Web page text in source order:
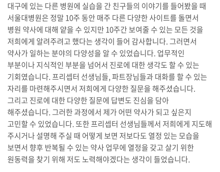
대구에 있는 다른 병원에 실습을 간 친구들의 이야기를 들어봤을 때
서울대병원은 정말 10주 동안 매주 다른 다양한 사이트를 돌면서
병원 약사에 대해 얕을 수 있지만 10주간 보여줄 수 있는 모든 것을
저희에게 알려주려고 했다는 생각이 들어 감사합니다. 그러면서
약사가 일하는 분야의 다양성을 알 수 있었습니다. 업무적인
부분이나 지식적인 부분을 넘어서 진로에 대한 생각도 할 수 있는
기회였습니다. 프리셉터 선생님들, 파트장님들과 대화를 할 수 있는
자리를 마련해주시면서 저희에게 다양한 질문을 해주셨습니다.
그리고 진로에 대한 다양한 질문에 답변도 진심을 담아
해주셨습니다. 그러한 과정에서 제가 어떤 약사가 되고 싶은지
고민할 수 있었습니다. 또한 프리셉터 선생님들께서 저희에게 지도해
주시거나 설명해 주실 때 어떻게 보면 저보다도 열정 있는 모습을
보면서 향후 반복될 수 있는 약사 업무에 열정을 갖고 살기 위한
원동력을 찾기 위해 저도 노력해야겠다는 생각이 들었습니다.